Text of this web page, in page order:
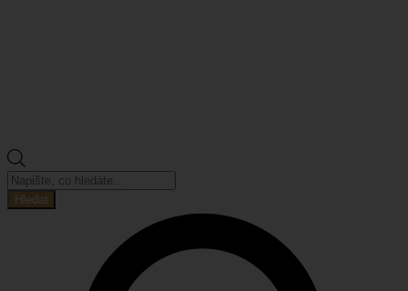
Products
search
Hledat